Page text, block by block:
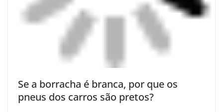
Se a borracha é branca, por que os
pneus dos carros são pretos?